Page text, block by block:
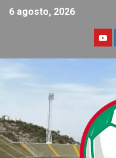
6 agosto, 2026